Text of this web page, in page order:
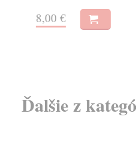
8,00 €
Ďalšie z